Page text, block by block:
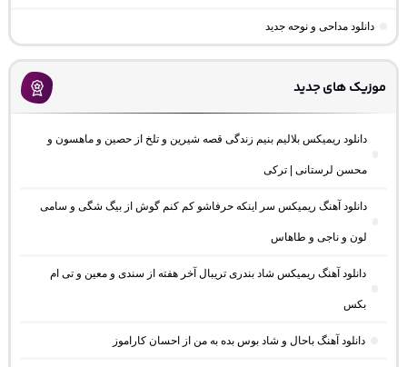
دانلود مداحی و نوحه جدید
موزیک های جدید
دانلود ریمیکس بلالیم بنیم زندگی قصه شیرین و تلخ از حصین و ماهسون و
محسن لرستانی | ترکی
دانلود آهنگ ریمیکس سر اینکه حرفاشو کم کنم گوش از بیگ شگی و سامی
لون و ناجی و طاهاس
دانلود آهنگ ریمیکس شاد بندری تریبال آخر هفته از سندی و معین و تی ام
بکس
دانلود آهنگ باحال و شاد بوس بده به من از احسان کاراموز